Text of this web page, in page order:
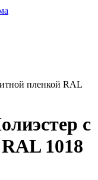
пленкой RAL
с
1018